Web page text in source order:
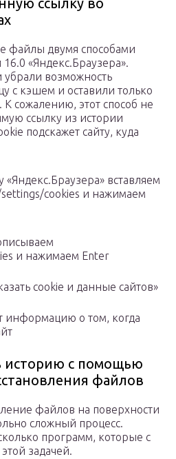
ссылку во
файлы двумя способами
«Яндекс.Браузера».
убрали возможность
с кэшем и оставили только
сожалению, этот способ не
ссылку из истории
подскажет сайту, куда
«Яндекс.Браузера» вставляем
cookies и нажимаем
и нажимаем Enter
cookie и данные сайтов»
информацию о том, когда
историю с помощью
файлов
файлов на поверхности
сложный процесс.
программ, которые с
задачей.